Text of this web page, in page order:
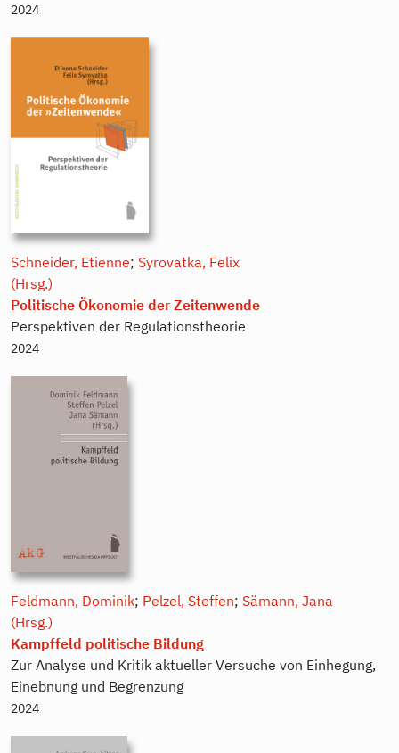
2024
Schneider, Etienne; Syrovatka, Felix
(Hrsg.)
Politische Ökonomie der Zeitenwende
Perspektiven der Regulationstheorie
2024
Feldmann, Dominik; Pelzel, Steffen; Sämann, Jana
(Hrsg.)
Kampffeld politische Bildung
Zur Analyse und Kritik aktueller Versuche von Einhegung,
Einebnung und Begrenzung
2024